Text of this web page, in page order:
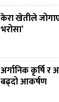
केरा खेतीले
भरोसा’
अर्गानिक कृर्षि र
बढ्दो आकर्षण